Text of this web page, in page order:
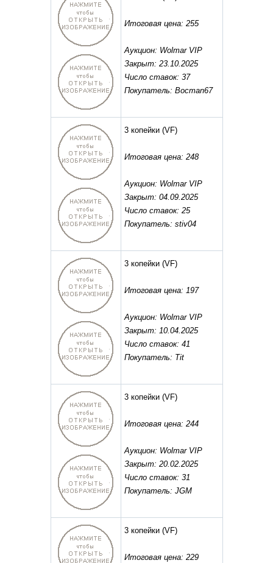
Итоговая цена: 255
Аукцион: Wolmar VIP
Закрыт: 23.10.2025
Число ставок: 37
Покупатель: Bocman67
3 копейки(VF)
Итоговая цена: 248
Аукцион: Wolmar VIP
Закрыт: 04.09.2025
Число ставок: 25
Покупатель: stiv04
3 копейки(VF)
Итоговая цена: 197
Аукцион: Wolmar VIP
Закрыт: 10.04.2025
Число ставок: 41
Покупатель: Tit
3 копейки(VF)
Итоговая цена: 244
Аукцион: Wolmar VIP
Закрыт: 20.02.2025
Число ставок: 31
Покупатель: JGM
3 копейки(VF)
Итоговая цена: 229